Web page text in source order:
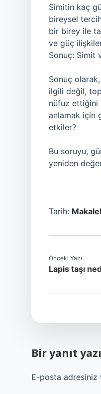
Simitin kaç
bireysel
bir birey ile
ve güç
Sonuç: Simit
Sonuç
ilgili değil,
nüfuz ettiğini
anlamak için
etkiler?
Bu soruyu,
yeniden
Tarih:
Önceki Yazı
Lapis taşı
Bir yanıt
E-posta adresiniz